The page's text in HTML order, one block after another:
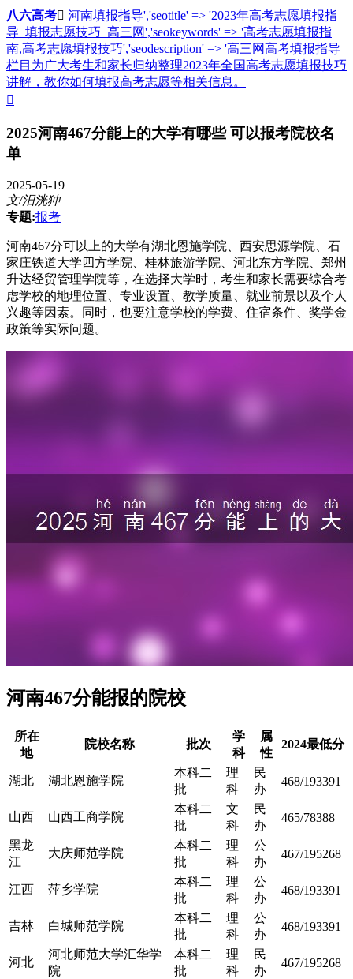
八六高考 河南填报指导','seotitle' => '2023年高考志愿填报指
导_填报志愿技巧_高三网','seokeywords' => '高考志愿填报指
南,高考志愿填报技巧','seodescription' => '高三网高考填报指导
栏目为广大考生和家长归纳整理2023年全国高考志愿填报技巧
讲解，教你如何填报高考志愿等相关信息。

2025河南467分能上的大学有哪些 可以报考院校名
单
2025-05-19
文/汨洸狆
专题:报考
河南467分可以上的大学有湖北恩施学院、西安思源学院、石
家庄铁道大学四方学院、桂林旅游学院、河北东方学院、郑州
升达经贸管理学院等，在选择大学时，考生和家长需要综合考
虑学校的地理位置、专业设置、教学质量、就业前景以及个人
兴趣等因素。同时，也要注意学校的学费、住宿条件、奖学金
政策等实际问题。
河南467分能报的院校
所在
地
院校名称 批次
学
科
属
性
2024最低分
湖北 湖北恩施学院
本科二
批
理
科
民
办
468/193391
山西 山西工商学院
本科二
批
文
科
民
办
465/78388
黑龙
江
大庆师范学院
本科二
批
理
科
公
办
467/195268
江西 萍乡学院
本科二
批
理
科
公
办
468/193391
吉林 白城师范学院
本科二
批
理
科
公
办
468/193391
河北
河北师范大学汇华学
院
本科二
批
理
科
民
办
467/195268